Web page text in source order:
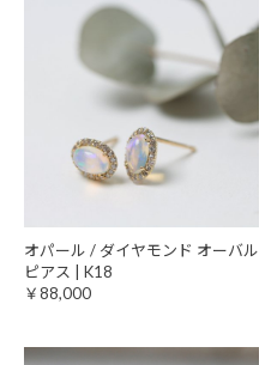
オパール / ダイヤモンド オーバル
ピアス | K18
￥88,000